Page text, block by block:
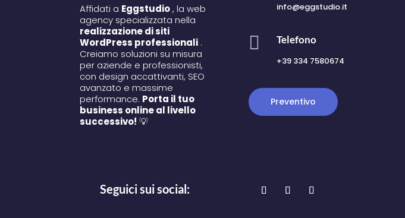
Affidati a Eggstudio, la web
agency specializzata nella
realizzazione di siti
WordPress professionali .
Creiamo soluzioni su misura
per aziende e professionisti,
con design accattivanti, SEO
avanzato e massime
performance. Porta il tuo
business online al livello
successivo! 💡
info@eggstudio.it
 Telefono
+39 334 7580674
Preventivo
Seguici sui social: